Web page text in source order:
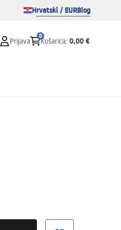
Hrvatski / EURBlog
Prijava
0
Košarica: 0,00 €